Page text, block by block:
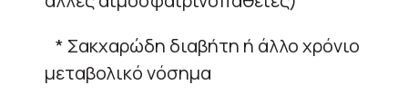
* Σακχαρώδη διαβήτη ή άλλο χρόνιο
μεταβολικό νόσημα